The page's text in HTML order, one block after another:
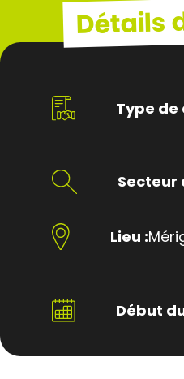
Détails
Type de
Secteur
Lieu :
Début